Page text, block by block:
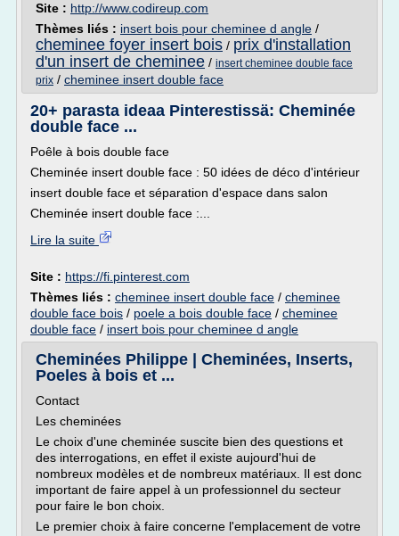
Site : http://www.codireup.com
Thèmes liés : insert bois pour cheminee d angle /
cheminee foyer insert bois / prix d'installation
d'un insert de cheminee / insert cheminee double face
prix / cheminee insert double face
20+ parasta ideaa Pinterestissä: Cheminée
double face ...
Poêle à bois double face
Cheminée insert double face : 50 idées de déco d'intérieur
insert double face et séparation d'espace dans salon
Cheminée insert double face :...
Lire la suite
Site : https://fi.pinterest.com
Thèmes liés : cheminee insert double face / cheminee
double face bois / poele a bois double face / cheminee
double face / insert bois pour cheminee d angle
Cheminées Philippe | Cheminées, Inserts,
Poeles à bois et ...
Contact
Les cheminées
Le choix d'une cheminée suscite bien des questions et
des interrogations, en effet il existe aujourd'hui de
nombreux modèles et de nombreux matériaux. Il est donc
important de faire appel à un professionnel du secteur
pour faire le bon choix.
Le premier choix à faire concerne l'emplacement de votre